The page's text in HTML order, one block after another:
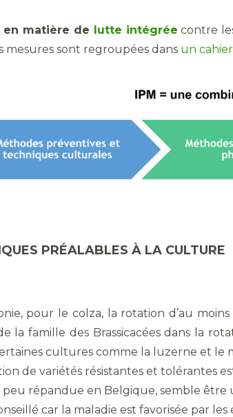
en matière de lutte intégrée contre
sont regroupées dans un
PRÉALABLES À LA CULTURE
pour le colza, la rotation d’au
la famille des Brassicacées dans la
cultures comme la luzerne et
de variétés résistantes et tolérantes
peu répandue en Belgique, semble
car la maladie est favorisée par les